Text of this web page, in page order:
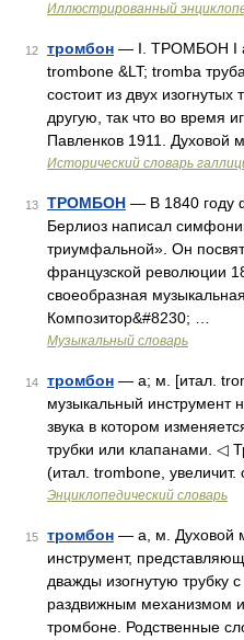
Иллюстрированный
12 тромбон — I. ТРОМБОН I а,
trombone &LT; tromba
состоит из двух
другую, так что во время
Павленков 1911. Духовой
Исторический словарь
13 ТРОМБОН — В 1840 году
Берлиоз написал
триумфальной». Он
французской революции
своеобразная
Композитор&#8230; …
Музыкальный словарь
14 тромбон — а; м. [итал.
музыкальный инструмент
звука в котором
трубки или клапанами. ◁
(итал. trombone, увеличит.
Энциклопедический словарь
15 тромбон — а, м. Духовой
инструмент,
дважды изогнутую трубку
раздвижным механизмом
тромбоне. Родственные